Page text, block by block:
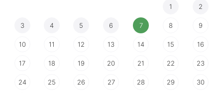
1 2
3 4 5 6 7 8 9
10 11 12 13 14 15 16
17 18 19 20 21 22 23
24 25 26 27 28 29 30